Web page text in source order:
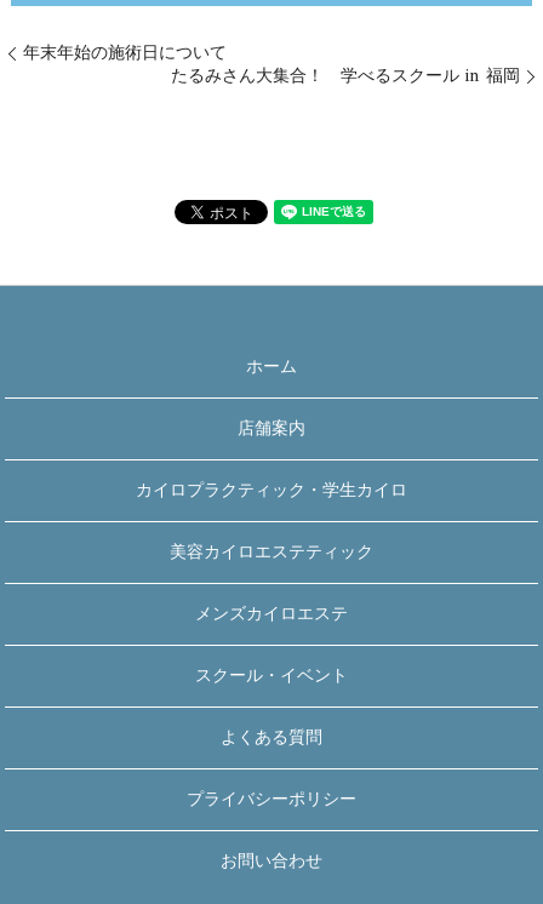
年末年始の施術日について
たるみさん大集合！ 学べるスクール in 福岡
ホーム
店舗案内
カイロプラクティック・学生カイロ
美容カイロエステティック
メンズカイロエステ
スクール・イベント
よくある質問
プライバシーポリシー
お問い合わせ